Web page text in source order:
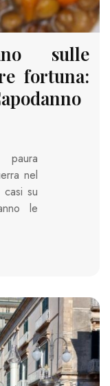
sulle
fortuna:
nel
su
le